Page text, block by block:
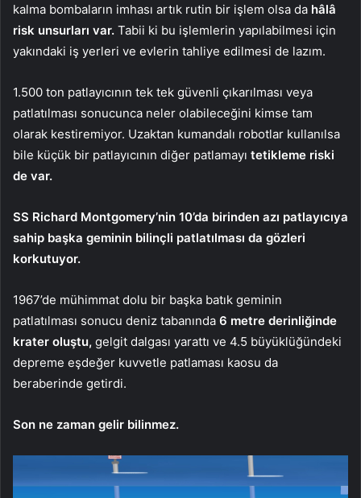
kalma bombaların imhası artık rutin bir işlem olsa da hâlâ
risk unsurları var. Tabii ki bu işlemlerin yapılabilmesi için
yakındaki iş yerleri ve evlerin tahliye edilmesi de lazım.
1.500 ton patlayıcının tek tek güvenli çıkarılması veya
patlatılması sonucunca neler olabileceğini kimse tam
olarak kestiremiyor. Uzaktan kumandalı robotlar kullanılsa
bile küçük bir patlayıcının diğer patlamayı tetikleme riski
de var.
SS Richard Montgomery’nin 10’da birinden azı patlayıcıya
sahip başka geminin bilinçli patlatılması da gözleri
korkutuyor.
1967’de mühimmat dolu bir başka batık geminin
patlatılması sonucu deniz tabanında 6 metre derinliğinde
krater oluştu, gelgit dalgası yarattı ve 4.5 büyüklüğündeki
depreme eşdeğer kuvvetle patlaması kaosu da
beraberinde getirdi.
Son ne zaman gelir bilinmez.